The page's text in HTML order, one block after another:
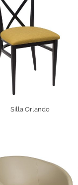
Silla Orlando